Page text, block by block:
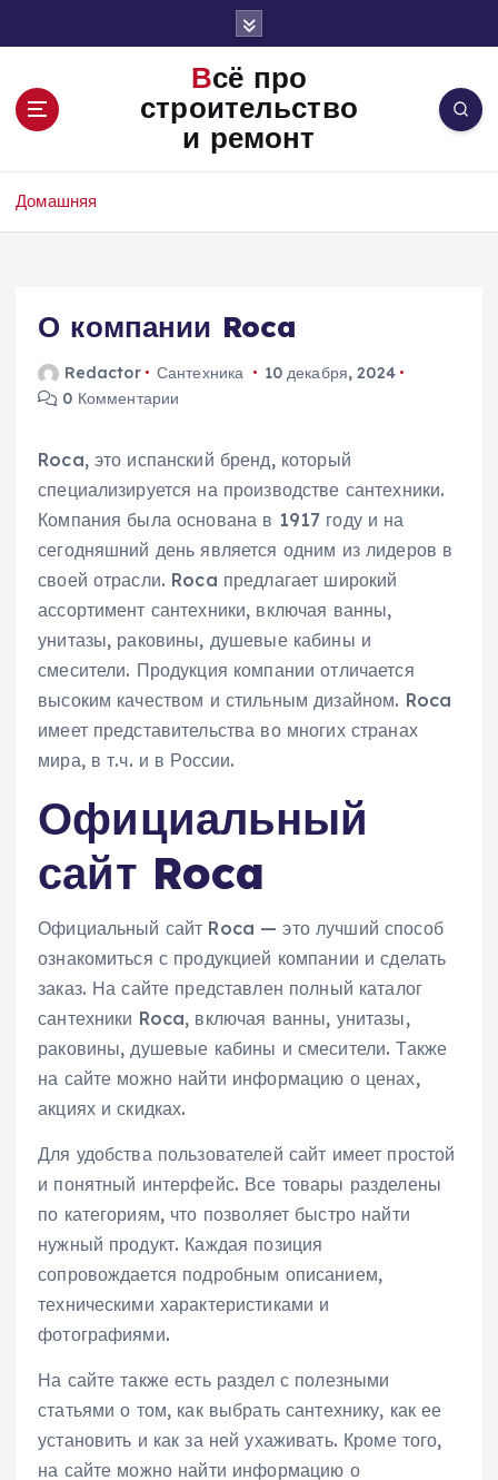
Всё про
строительство
и ремонт
Домашняя
О компании Roca
Redactor Сантехника
10 декабря, 2024
0 Комментарии
Roca, это испанский бренд, который
специализируется на производстве сантехники.
Компания была основана в 1917 году и на
сегодняшний день является одним из лидеров в
своей отрасли. Roca предлагает широкий
ассортимент сантехники, включая ванны,
унитазы, раковины, душевые кабины и
смесители. Продукция компании отличается
высоким качеством и стильным дизайном. Roca
имеет представительства во многих странах
мира, в т.ч. и в России.
Официальный
сайт Roca
Официальный сайт Roca — это лучший способ
ознакомиться с продукцией компании и сделать
заказ. На сайте представлен полный каталог
сантехники Roca, включая ванны, унитазы,
раковины, душевые кабины и смесители. Также
на сайте можно найти информацию о ценах,
акциях и скидках.
Для удобства пользователей сайт имеет простой
и понятный интерфейс. Все товары разделены
по категориям, что позволяет быстро найти
нужный продукт. Каждая позиция
сопровождается подробным описанием,
техническими характеристиками и
фотографиями.
На сайте также есть раздел с полезными
статьями о том, как выбрать сантехнику, как ее
установить и как за ней ухаживать. Кроме того,
на сайте можно найти информацию о